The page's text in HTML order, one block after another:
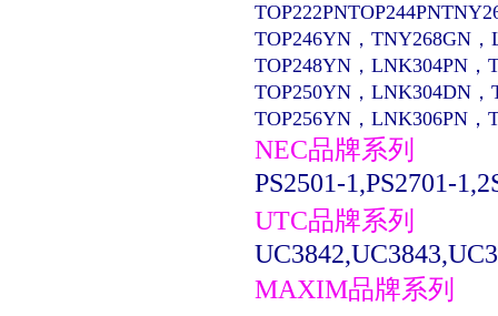
TOP246YN，TNY268GN
TOP248YN，LNK304PN，
TOP250YN，LNK304DN，
TOP256YN，LNK306PN
NEC品牌系列
PS2501-1,PS2701-
UTC品牌系列
MAXIM品牌系列